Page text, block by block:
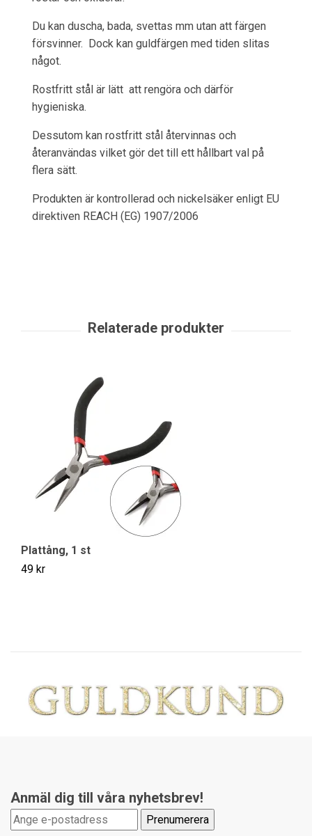
Du kan duscha, bada, svettas mm utan att färgen
försvinner. Dock kan guldfärgen med tiden slitas
något.
Rostfritt stål är lätt att rengöra och därför
hygieniska.
Dessutom kan rostfritt stål återvinnas och
återanvändas vilket gör det till ett hållbart val på
flera sätt.
Produkten är kontrollerad och nickelsäker enligt EU
direktiven REACH (EG) 1907/2006
Plattång, 1 st
49 kr
Anmäl dig till våra nyhetsbrev!